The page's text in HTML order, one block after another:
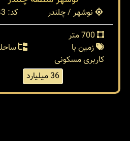
نوشهر / چلندر
کد: 37943
زمین با
کاربری مسکونی
36 میلیارد